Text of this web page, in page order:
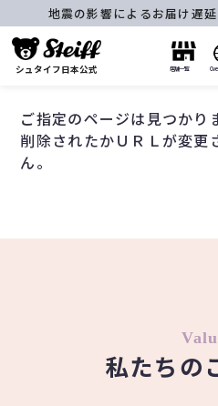
地震の影響によるお届け遅
シュタイフ日本公式 店舗一覧
ご指定のページは見つかり
削除されたかＵＲＬが変更
ん。
私たちの